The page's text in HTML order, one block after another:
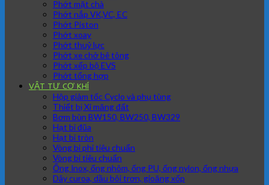
Phớt mặt chà
Phớt nắp VK,VC, EC
Phớt Piston
Phớt xoay
Phớt thuỷ lực
Phớt xe chở bê tông
Phớt xếp bộ EVS
Phớt tổng hợp
VẬT TƯ CƠ KHÍ
Hộp giảm tốc Cyclo và phụ tùng
Thiết bị Xi măng đất
Bơm bùn BW150, BW250, BW329
Hạt bi đũa
Hạt bi tròn
Vòng bi phi tiêu chuẩn
Vòng bi tiêu chuẩn
Ống Inox, ống nhôm, ống PU, ống nylon, ống nhựa
Dây curoa, dầu bôi trơn, gioăng xốp